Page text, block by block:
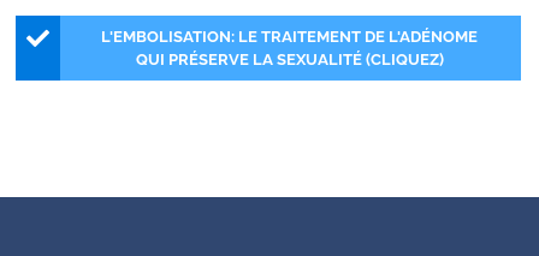
L'EMBOLISATION: LE TRAITEMENT DE L'ADÉNOME
QUI PRÉSERVE LA SEXUALITÉ (CLIQUEZ)